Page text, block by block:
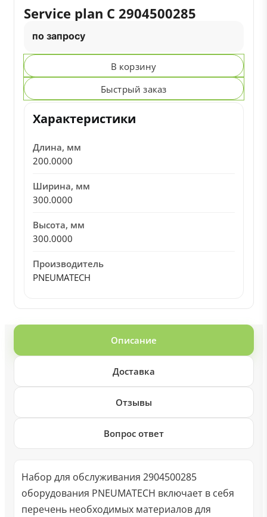
Service plan C 2904500285
по запросу
В корзину
Быстрый заказ
Характеристики
Длина, мм
200.0000
Ширина, мм
300.0000
Высота, мм
300.0000
Производитель
PNEUMATECH
Описание
Доставка
Отзывы
Вопрос ответ
Набор для обслуживания 2904500285
оборудования PNEUMATECH включает в себя
перечень необходимых материалов для